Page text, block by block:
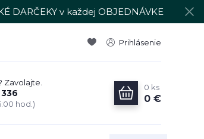
DARČEKY v každej OBJEDNÁVKE
Prihlásenie
Zavolajte.
hod.)
0 ks
0 €